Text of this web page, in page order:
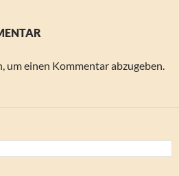
um einen Kommentar abzugeben.